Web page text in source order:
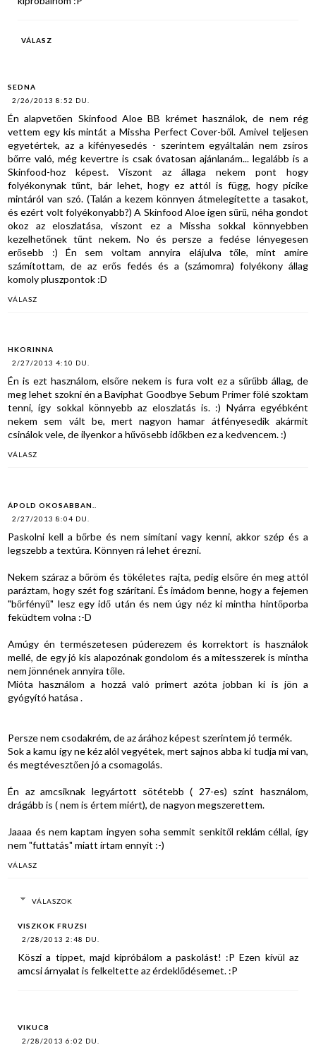
VÁLASZ
SEDNA
2/26/2013 8:52 DU.
Én alapvetően Skinfood Aloe BB krémet használok, de nem rég
vettem egy kis mintát a Missha Perfect Cover-ből. Amivel teljesen
egyetértek, az a kifényesedés - szerintem egyáltalán nem zsíros
bőrre való, még kevertre is csak óvatosan ajánlanám... legalább is a
Skinfood-hoz képest. Viszont az állaga nekem pont hogy
folyékonynak tűnt, bár lehet, hogy ez attól is függ, hogy picike
mintáról van szó. (Talán a kezem könnyen átmelegítette a tasakot,
és ezért volt folyékonyabb?) A Skinfood Aloe igen sűrű, néha gondot
okoz az eloszlatása, viszont ez a Missha sokkal könnyebben
kezelhetőnek tűnt nekem. No és persze a fedése lényegesen
erősebb :) Én sem voltam annyira elájulva tőle, mint amire
számítottam, de az erős fedés és a (számomra) folyékony állag
komoly pluszpontok :D
VÁLASZ
HKORINNA
2/27/2013 4:10 DU.
Én is ezt használom, elsőre nekem is fura volt ez a sűrűbb állag, de
meg lehet szokni én a Baviphat Goodbye Sebum Primer fölé szoktam
tenni, így sokkal könnyebb az eloszlatás is. :) Nyárra egyébként
nekem sem vált be, mert nagyon hamar átfényesedik akármit
csinálok vele, de ilyenkor a hűvösebb időkben ez a kedvencem. :)
VÁLASZ
ÁPOLD OKOSABBAN..
2/27/2013 8:04 DU.
Paskolni kell a bőrbe és nem simítani vagy kenni, akkor szép és a
legszebb a textúra. Könnyen rá lehet érezni.
Nekem száraz a bőröm és tökéletes rajta, pedig elsőre én meg attól
paráztam, hogy szét fog szárítani. És imádom benne, hogy a fejemen
"bőrfényű" lesz egy idő után és nem úgy néz ki mintha hintőporba
feküdtem volna :-D
Amúgy én természetesen púderezem és korrektort is használok
mellé, de egy jó kis alapozónak gondolom és a mitesszerek is mintha
nem jönnének annyira tőle.
Mióta használom a hozzá való primert azóta jobban ki is jön a
gyógyító hatása .
Persze nem csodakrém, de az árához képest szerintem jó termék.
Sok a kamu így ne kéz alól vegyétek, mert sajnos abba ki tudja mi van,
és megtévesztően jó a csomagolás.
Én az amcsiknak legyártott sötétebb ( 27-es) színt használom,
drágább is ( nem is értem miért), de nagyon megszerettem.
Jaaaa és nem kaptam ingyen soha semmit senkitől reklám céllal, így
nem "futtatás" miatt írtam ennyit :-)
VÁLASZ
VÁLASZOK
VISZKOK FRUZSI
2/28/2013 2:48 DU.
Köszi a tippet, majd kipróbálom a paskolást! :P Ezen kívül az
amcsi árnyalat is felkeltette az érdeklődésemet. :P
VIKUC8
2/28/2013 6:02 DU.